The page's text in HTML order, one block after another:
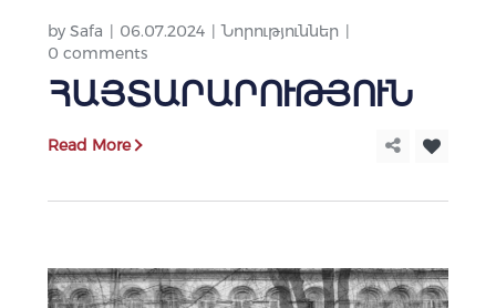
by Safa 06.07.2024
Նորություններ
0 comments
ՀԱՅՏԱՐԱՐՈՒԹՅՈՒՆ
Read More